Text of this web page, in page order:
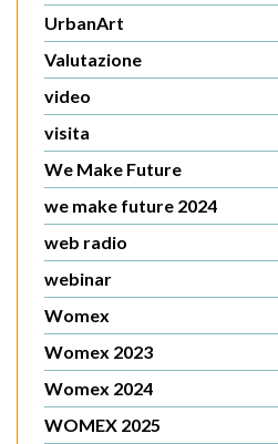
UrbanArt
Valutazione
video
visita
We Make Future
we make future 2024
web radio
webinar
Womex
Womex 2023
Womex 2024
WOMEX 2025